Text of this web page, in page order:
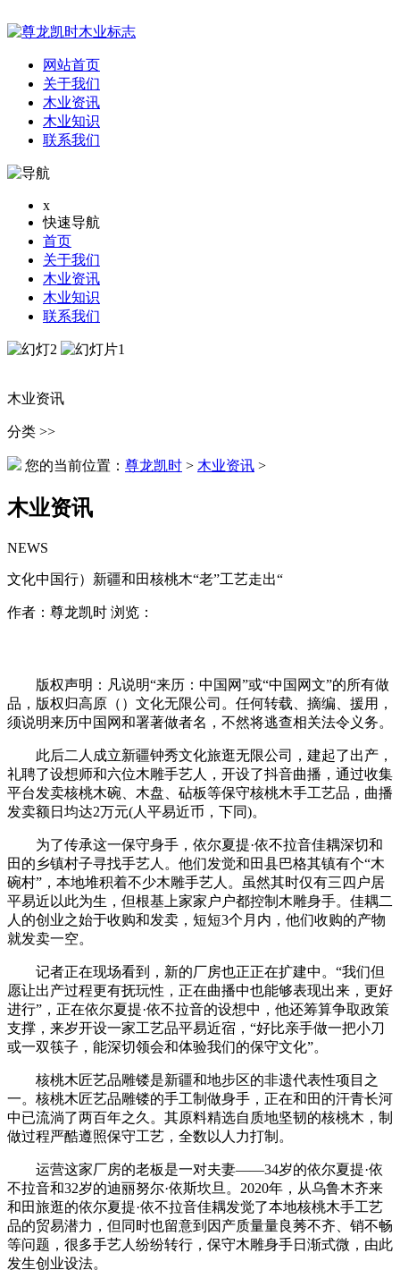
网站首页
关于我们
木业资讯
木业知识
联系我们
x
快速导航
首页
关于我们
木业资讯
木业知识
联系我们
木业资讯
分类 >>
您的当前位置： 尊龙凯时 > 木业资讯 >
木业资讯
NEWS
文化中国行）新疆和田核桃木“老”工艺走出“
作者：尊龙凯时 浏览：
版权声明：凡说明“来历：中国网”或“中国网文”的所有做
品，版权归高原（）文化无限公司。任何转载、摘编、援用，
须说明来历中国网和署著做者名，不然将逃查相关法令义务。
此后二人成立新疆钟秀文化旅逛无限公司，建起了出产，
礼聘了设想师和六位木雕手艺人，开设了抖音曲播，通过收集
平台发卖核桃木碗、木盘、砧板等保守核桃木手工艺品，曲播
发卖额日均达2万元(人平易近币，下同)。
为了传承这一保守身手，依尔夏提·依不拉音佳耦深切和
田的乡镇村子寻找手艺人。他们发觉和田县巴格其镇有个“木
碗村”，本地堆积着不少木雕手艺人。虽然其时仅有三四户居
平易近以此为生，但根基上家家户户都控制木雕身手。佳耦二
人的创业之始于收购和发卖，短短3个月内，他们收购的产物
就发卖一空。
记者正在现场看到，新的厂房也正正在扩建中。“我们但
愿让出产过程更有抚玩性，正在曲播中也能够表现出来，更好
进行”，正在依尔夏提·依不拉音的设想中，他还筹算争取政策
支撑，来岁开设一家工艺品平易近宿，“好比亲手做一把小刀
或一双筷子，能深切领会和体验我们的保守文化”。
核桃木匠艺品雕镂是新疆和地步区的非遗代表性项目之
一。核桃木匠艺品雕镂的手工制做身手，正在和田的汗青长河
中已流淌了两百年之久。其原料精选自质地坚韧的核桃木，制
做过程严酷遵照保守工艺，全数以人力打制。
运营这家厂房的老板是一对夫妻——34岁的依尔夏提·依
不拉音和32岁的迪丽努尔·依斯坎旦。2020年，从乌鲁木齐来
和田旅逛的依尔夏提·依不拉音佳耦发觉了本地核桃木手工艺
品的贸易潜力，但同时也留意到因产质量量良莠不齐、销不畅
等问题，很多手艺人纷纷转行，保守木雕身手日渐式微，由此
发生创业设法。